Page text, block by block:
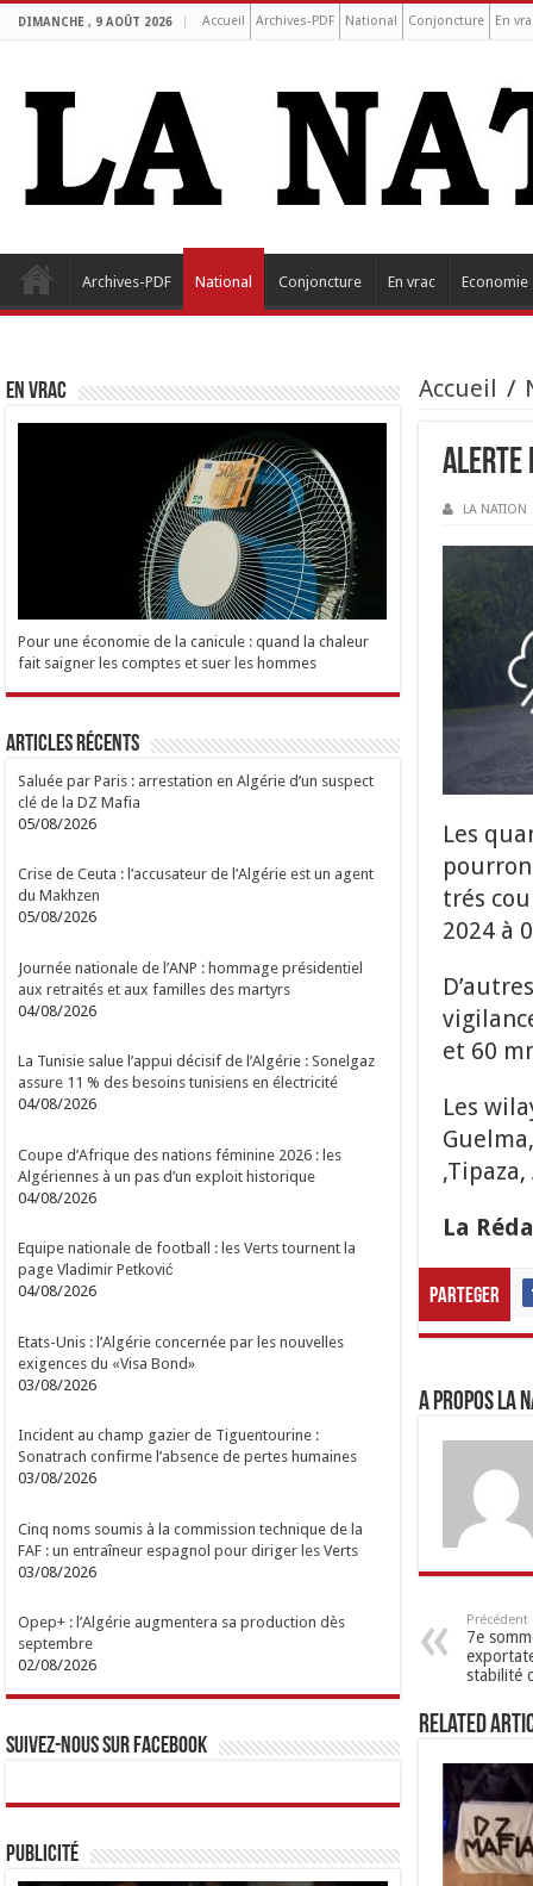
DIMANCHE , 9 AOÛT 2026 Accueil Archives-PDF National Conjoncture En
Archives-PDF National Conjoncture En vrac Economie
Accueil /
Alerte
LA NATION
Les
trés
2024 à
et 60
Les
La
Parteger
A propos LA
Précédent
7e
stabilité
Related
EN VRAC
Pour une économie de la canicule : quand la chaleur
fait saigner les comptes et suer les hommes
Articles Récents
Saluée par Paris : arrestation en Algérie d’un suspect
clé de la DZ Mafia
05/08/2026
Crise de Ceuta : l’accusateur de l’Algérie est un agent
du Makhzen
05/08/2026
Journée nationale de l’ANP : hommage présidentiel
aux retraités et aux familles des martyrs
04/08/2026
La Tunisie salue l’appui décisif de l’Algérie : Sonelgaz
assure 11 % des besoins tunisiens en électricité
04/08/2026
Coupe d’Afrique des nations féminine 2026 : les
Algériennes à un pas d’un exploit historique
04/08/2026
Equipe nationale de football : les Verts tournent la
page Vladimir Petković
04/08/2026
Etats-Unis : l’Algérie concernée par les nouvelles
exigences du «Visa Bond»
03/08/2026
Incident au champ gazier de Tiguentourine :
Sonatrach confirme l’absence de pertes humaines
03/08/2026
Cinq noms soumis à la commission technique de la
FAF : un entraîneur espagnol pour diriger les Verts
03/08/2026
Opep+ : l’Algérie augmentera sa production dès
septembre
02/08/2026
Suivez-nous sur Facebook
Publicité